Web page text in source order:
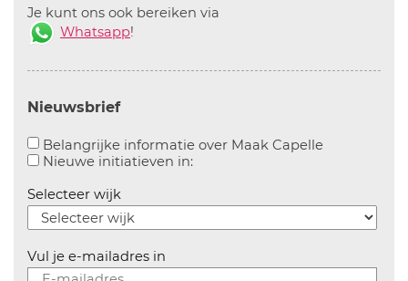
Je kunt ons ook bereiken via
Whatsapp!
Nieuwsbrief
Belangrijke informatie over Maak CapelleAanvinken
Nieuwe initiatieven in:Aanvinken om informatie over
Selecteer wijk
Vul je e-mailadres in